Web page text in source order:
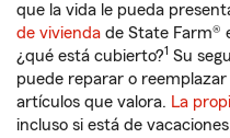
que la vida le pueda
de vivienda de State Farm®
¿qué está cubierto?1 Su
puede reparar o
artículos que valora. La
incluso si está de